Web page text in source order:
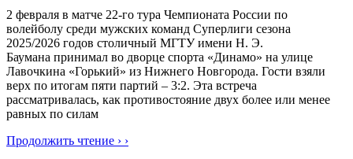
2 февраля в матче 22-го тура Чемпионата России по
волейболу среди мужских команд Суперлиги сезона
2025/2026 годов столичный МГТУ имени Н. Э.
Баумана принимал во дворце спорта «Динамо» на улице
Лавочкина «Горький» из Нижнего Новгорода. Гости взяли
верх по итогам пяти партий – 3:2. Эта встреча
рассматривалась, как противостояние двух более или менее
равных по силам
Продолжить чтение › ›